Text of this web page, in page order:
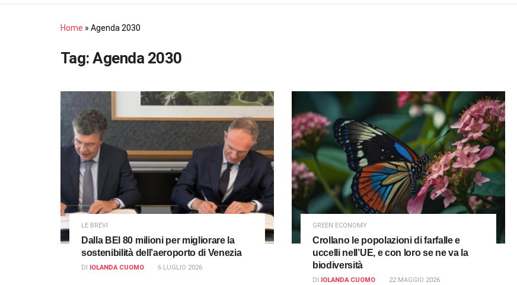
Home » Agenda 2030
Tag:Agenda 2030
LE BREVI
Dalla BEI 80 milioni per migliorare la
sostenibilità dell’aeroporto di Venezia
DI IOLANDA CUOMO 6 LUGLIO 2026
GREEN ECONOMY
Crollano le popolazioni di farfalle e
uccelli nell’UE, e con loro se ne va la
biodiversità
DI IOLANDA CUOMO 22 MAGGIO 2026